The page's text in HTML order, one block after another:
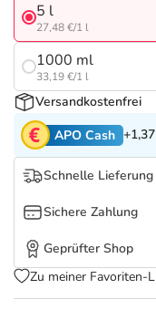
Tierapotheke
Vitamine &
Marken
Salus Deals
5 l
27,48 €/1 l
1000 ml
33,19 €/1 l
Versandkostenfrei
APO Cash
Schnelle Lieferung
Sichere Zahlung
Geprüfter Shop
Zu meiner Favoriten-